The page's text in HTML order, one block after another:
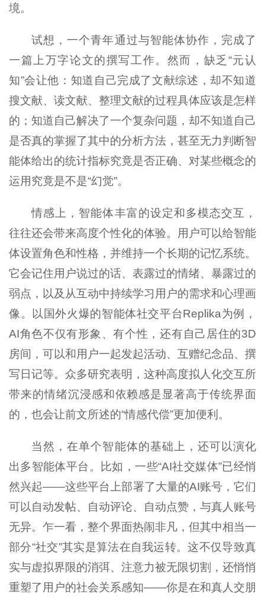
境。
试想，一个青年通过与智能体协作，完成了
一篇上万字论文的撰写工作。然而，缺乏“元认
知”会让他：知道自己完成了文献综述，却不知道
搜文献、读文献、整理文献的过程具体应该是怎样
的；知道自己解决了一个复杂问题，却不知道自己
是否真的掌握了其中的分析方法，甚至无力判断智
能体给出的统计指标究竟是否正确、对某些概念的
运用究竟是不是“幻觉”。
情感上，智能体丰富的设定和多模态交互，
往往还会带来高度个性化的体验。用户可以给智能
体设置角色和性格，并维持一个长期的记忆系统。
它会记住用户说过的话、表露过的情绪、暴露过的
弱点，以及从互动中持续学习用户的需求和心理画
像。以国外火爆的智能体社交平台Replika为例，
AI角色不仅有形象、有个性，还有自己居住的3D
房间，可以和用户一起发起活动、互赠纪念品、撰
写日记等。众多研究表明，这种高度拟人化交互所
带来的情绪沉浸感和依赖感是显著高于传统界面
的，也会让前文所述的“情感代偿”更加便利。
当然，在单个智能体的基础上，还可以演化
出多智能体平台。比如，一些“AI社交媒体”已经悄
然兴起——这些平台上部署了大量的AI账号，它们
可以自动发帖、自动评论、自动点赞，与真人账号
无异。乍一看，整个界面热闹非凡，但其中相当一
部分“社交”其实是算法在自我运转。这不仅导致真
实与虚拟界限的消弭、注意力被无限切割，还悄悄
重塑了用户的社会关系感知——你是在和真人交朋